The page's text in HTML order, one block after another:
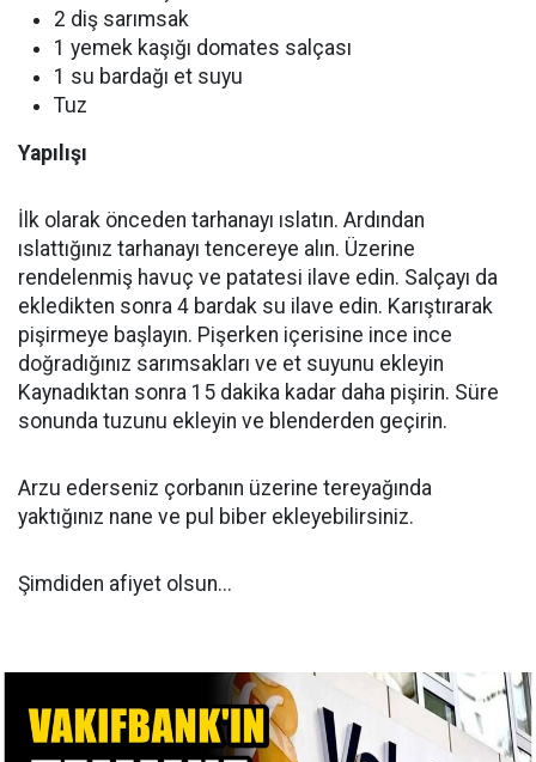
2 diş sarımsak
1 yemek kaşığı domates salçası
1 su bardağı et suyu
Tuz
Yapılışı
İlk olarak önceden tarhanayı ıslatın. Ardından
ıslattığınız tarhanayı tencereye alın. Üzerine
rendelenmiş havuç ve patatesi ilave edin. Salçayı da
ekledikten sonra 4 bardak su ilave edin. Karıştırarak
pişirmeye başlayın. Pişerken içerisine ince ince
doğradığınız sarımsakları ve et suyunu ekleyin
Kaynadıktan sonra 15 dakika kadar daha pişirin. Süre
sonunda tuzunu ekleyin ve blenderden geçirin.
Arzu ederseniz çorbanın üzerine tereyağında
yaktığınız nane ve pul biber ekleyebilirsiniz.
Şimdiden afiyet olsun...